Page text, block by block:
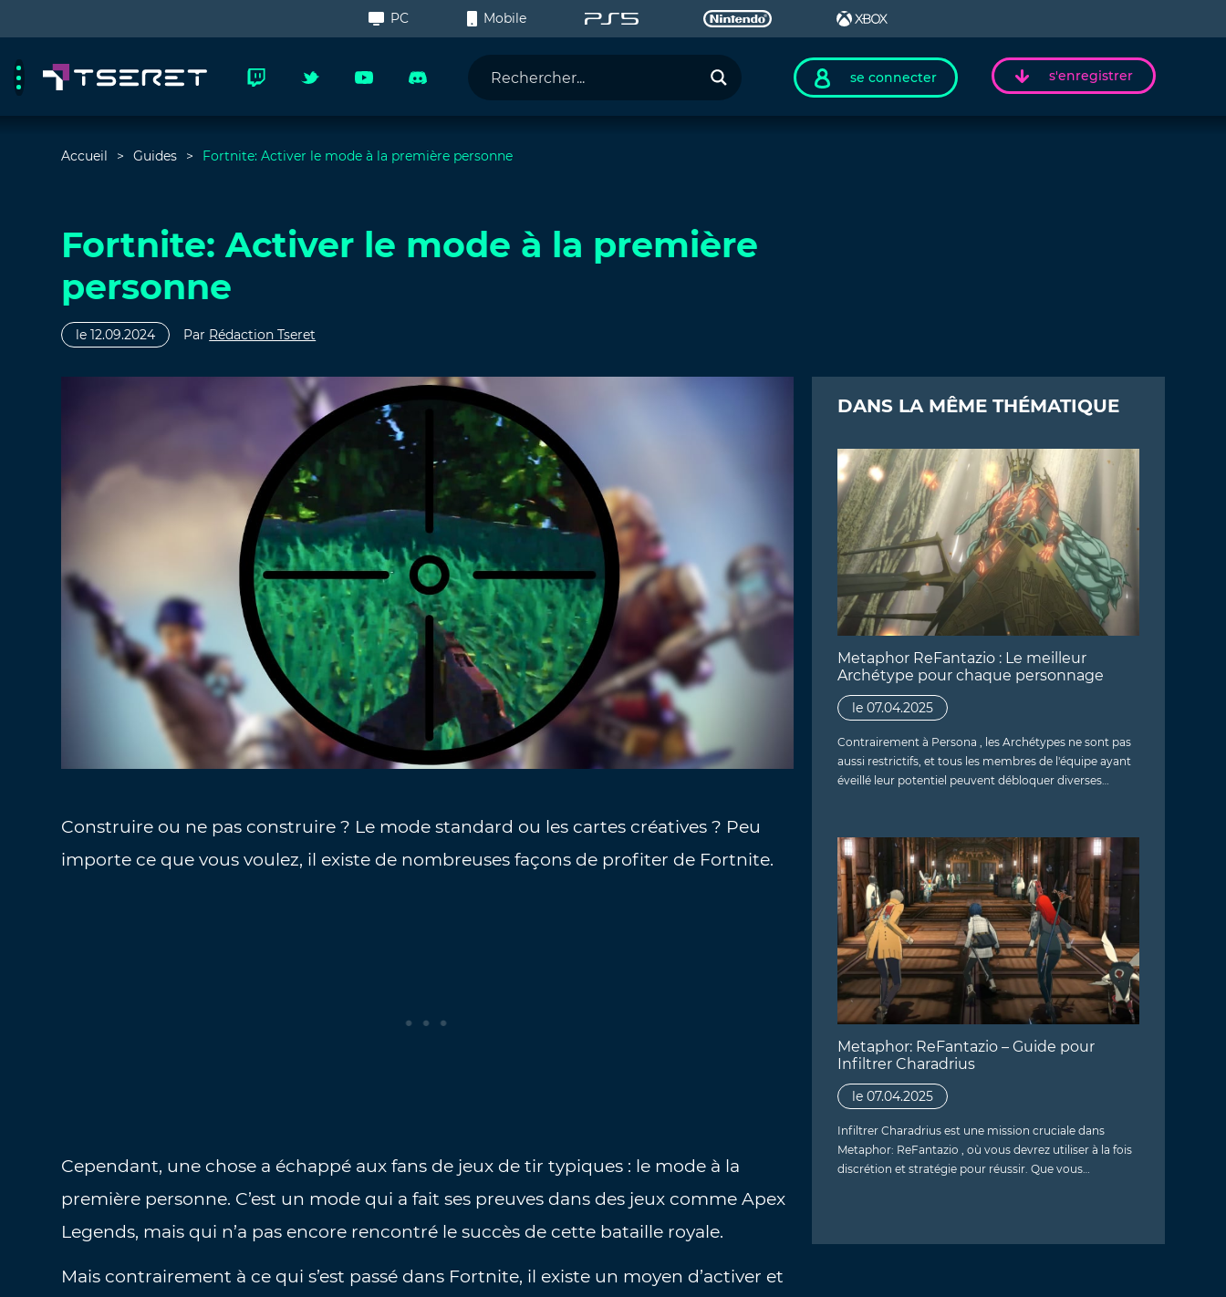
PC Mobile
se connecter s'enregistrer
Accueil Guides Fortnite: Activer le mode à la première personne
Fortnite: Activer le mode à la première
personne
le 12.09.2024 Par Rédaction Tseret
Construire ou ne pas construire ? Le mode standard ou les cartes créatives ? Peu
importe ce que vous voulez, il existe de nombreuses façons de profiter de Fortnite.
Cependant, une chose a échappé aux fans de jeux de tir typiques : le mode à la
première personne. C’est un mode qui a fait ses preuves dans des jeux comme Apex
Legends, mais qui n’a pas encore rencontré le succès de cette bataille royale.
Mais contrairement à ce qui s’est passé dans Fortnite, il existe un moyen d’activer et
DANS LA MÊME THÉMATIQUE
Metaphor ReFantazio : Le meilleur
Archétype pour chaque personnage
le 07.04.2025
Contrairement à Persona , les Archétypes ne sont pas
aussi restrictifs, et tous les membres de l'équipe ayant
éveillé leur potentiel peuvent débloquer diverses…
Metaphor: ReFantazio – Guide pour
Infiltrer Charadrius
le 07.04.2025
Infiltrer Charadrius est une mission cruciale dans
Metaphor: ReFantazio , où vous devrez utiliser à la fois
discrétion et stratégie pour réussir. Que vous…